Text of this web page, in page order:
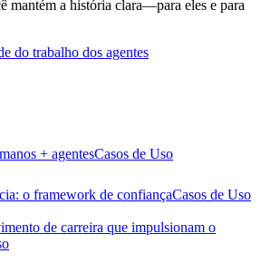
mantém a história clara—para eles e para
do trabalho dos agentes
+ agentesCasos de Uso
o framework de confiançaCasos de Uso
de carreira que impulsionam o